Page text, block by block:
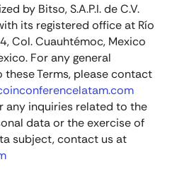
by Bitso, S.A.P.I. de C.V.
its registered office at Río
Col. Cuauhtémoc, Mexico
For any general
Terms, please contact
any inquiries related to the
data or the exercise of
subject, contact us at